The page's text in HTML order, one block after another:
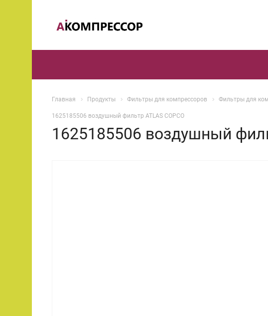
Главная Продукты Фильтры для компрессоров Фильтры для
1625185506 воздушный фильтр ATLAS COPCO
1625185506 воздушный